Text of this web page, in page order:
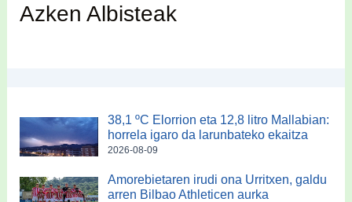
Azken Albisteak
38,1 ºC Elorrion eta 12,8 litro Mallabian:
horrela igaro da larunbateko ekaitza
2026-08-09
Amorebietaren irudi ona Urritxen, galdu
arren Bilbao Athleticen aurka